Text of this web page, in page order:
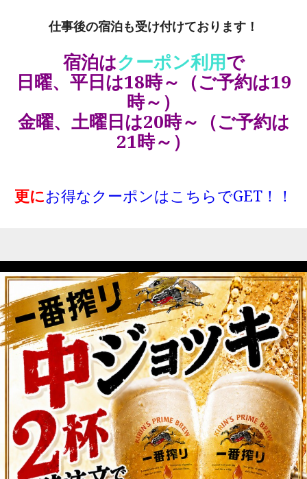
仕事後の宿泊も受け付けております！
宿泊はクーポン利用で
日曜、平日は18時～（ご予約は19
時～）
金曜、土曜日は20時～（ご予約は
21時～）
更にお得なクーポンはこちらでGET！！